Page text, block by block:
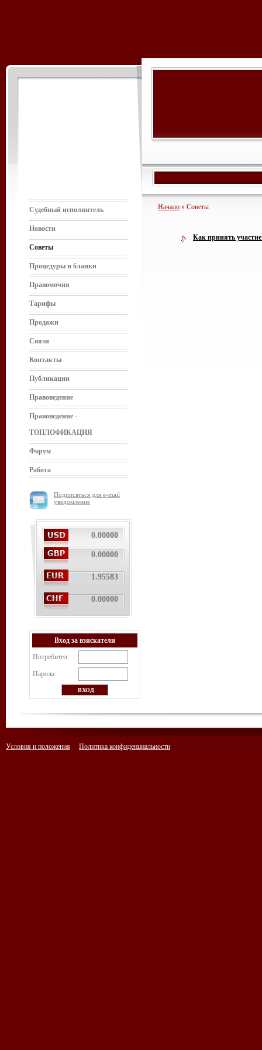
Судебный исполнитель
Новости
Советы
Процедуры и бланки
Правомочия
Тарифы
Продажи
Связи
Контакты
Публикации
Правоведение
Правоведение -
ТОПЛОФИКАЦИЯ
Форум
Работа
Подписаться для e-mail
уведомление
0.00000
0.00000
1.95583
0.00000
Вход за взискатели
Потребител:
Парола:
Начало » Советы
Как принять
Условия и положения Политика конфиденциальности